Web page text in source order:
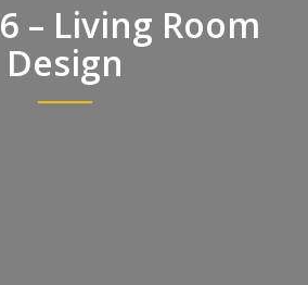
– Living Room
Design